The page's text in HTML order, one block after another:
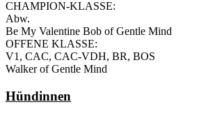
CHAMPION-KLASSE:
Abw.
Be My Valentine Bob of Gentle Mind
OFFENE KLASSE:
V1, CAC, CAC-VDH, BR, BOS
Walker of Gentle Mind
Hündinnen